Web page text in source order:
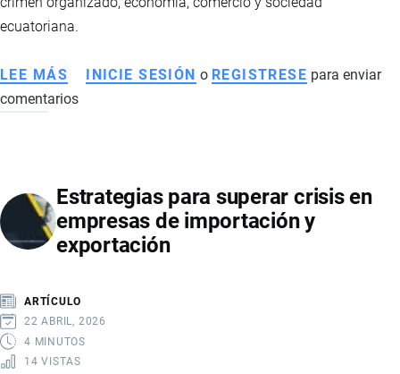
ESTRATÉGICAS
ecuatoriana.
LEE MÁS SOBRE
CÓMO
LA
MUERTE
DE
LA
VIOLENCIA
INICIE SESIÓN o REGISTRESE para enviar
comentarios
Estrategias para superar crisis en
empresas de importación y
exportación
ARTÍCULO
22 ABRIL, 2026
4 MINUTOS
14 VISTAS